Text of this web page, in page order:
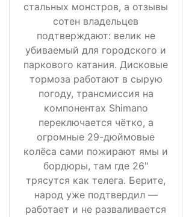
стальных монстров, а отзывы
сотен владельцев
подтверждают: велик не
убиваемый для городского и
паркового катания. Дисковые
тормоза работают в сырую
погоду, трансмиссия на
компонентах Shimano
переключается чётко, а
огромные 29-дюймовые
колёса сами пожирают ямы и
бордюры, там где 26"
трясутся как телега. Берите,
народ уже подтвердил —
работает и не разваливается